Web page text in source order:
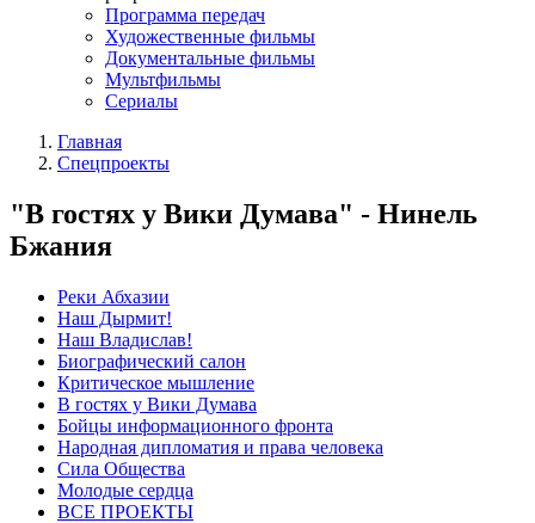
Программа передач
Художественные фильмы
Документальные фильмы
Мультфильмы
Сериалы
Главная
Спецпроекты
"В гостях у Вики Думава" - Нинель
Бжания
Реки Абхазии
Наш Дырмит!
Наш Владислав!
Биографический салон
Критическое мышление
В гостях у Вики Думава
Бойцы информационного фронта
Народная дипломатия и права человека
Сила Общества
Молодые сердца
ВСЕ ПРОЕКТЫ